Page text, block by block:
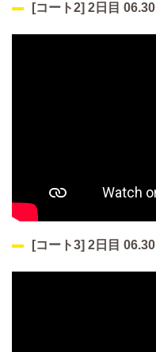
[コート2] 2日目 06.30
[コート3] 2日目 06.30